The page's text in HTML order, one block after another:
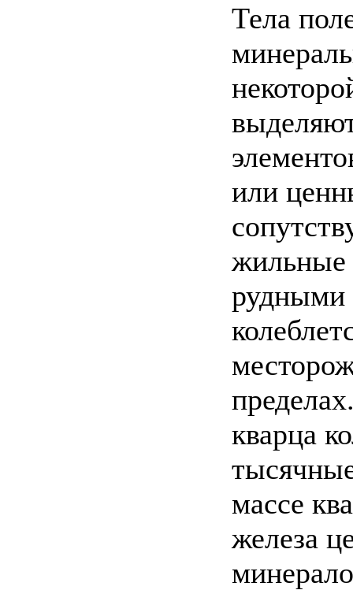
Тела
или
жильные
кварца
массе
железа